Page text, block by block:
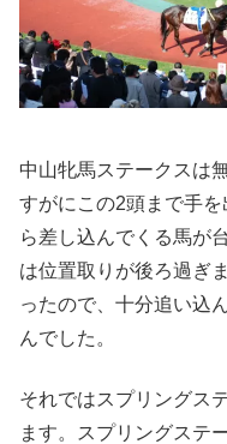
中山牝馬ステークスは
すがにこの2頭まで手
ら差し込んでくる馬が
は位置取りが後ろ過ぎ
ったので、十分追い込
んでした。
それではスプリングス
ます。スプリングステ